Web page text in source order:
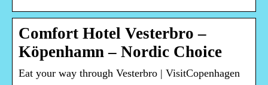
Comfort Hotel Vesterbro –
Köpenhamn – Nordic Choice
Eat your way through Vesterbro | VisitCopenhagen